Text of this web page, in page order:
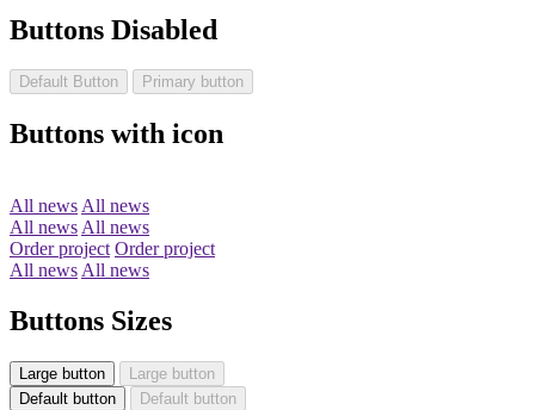
Buttons Disabled
Default Button Primary button
Buttons with icon
All news All news
All news All news
Order project Order project
All news All news
Buttons Sizes
Large button
Large button
Default button
Default button